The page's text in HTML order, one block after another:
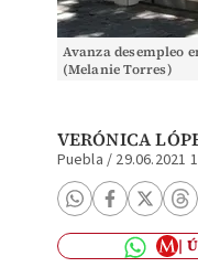
Avanza desempleo
(Melanie Torres)
VERÓNICA
Puebla / 29.06.2021